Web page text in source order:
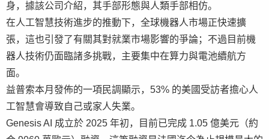
身，據該公司介紹，其手部形態與人類手部相仿。
在人工智慧技術進步的推動下，全球機器人市場正快速擴
張，這也引發了有關其對就業市場影響的爭論；不過目前機
器人技術仍面臨諸多挑戰，主要集中在算力與電池續航方
面。
益普索本月發佈的一項民調顯示，53% 的美國受訪者擔心人
工智慧會導致自己或家人失業。
Genesis AI 成立於 2025 年初，目前已完成 1.05 億美元（約